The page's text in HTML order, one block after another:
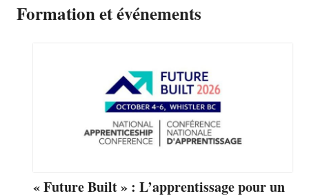
Formation et événements
« Future Built » : L’apprentissage pour un